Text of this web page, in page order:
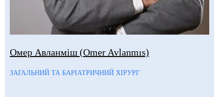
Омер Авланміш (Omer Avlanmıs)
ЗАГАЛЬНИЙ ТА БАРІАТРИЧНИЙ ХІРУРГ